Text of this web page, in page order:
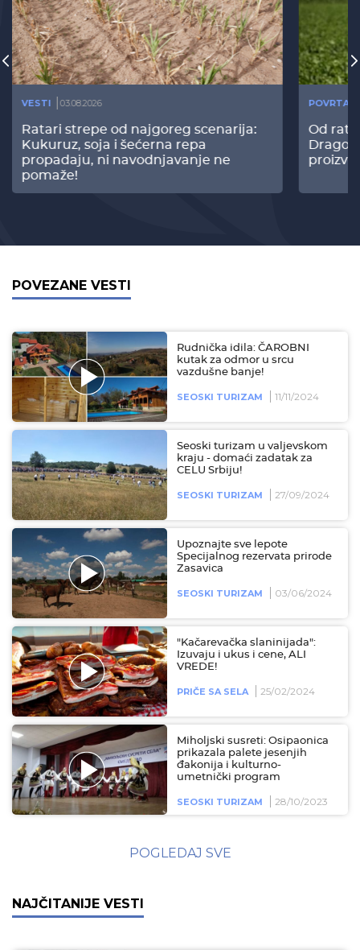
VESTI 03.08.2026
Ratari strepe od najgoreg scenarija:
Kukuruz, soja i šećerna repa
propadaju, ni navodnjavanje ne
pomaže!
Od
POVEZANE VESTI
Rudnička idila: ČAROBNI
kutak za odmor u srcu
vazdušne banje!
SEOSKI TURIZAM 11/11/2024
Seoski turizam u valjevskom
kraju - domaći zadatak za
CELU Srbiju!
SEOSKI TURIZAM 27/09/2024
Upoznajte sve lepote
Specijalnog rezervata prirode
Zasavica
SEOSKI TURIZAM 03/06/2024
"Kačarevačka slaninijada":
Izuvaju i ukus i cene, ALI
VREDE!
PRIČE SA SELA 25/02/2024
Miholjski susreti: Osipaonica
prikazala palete jesenjih
đakonija i kulturno-
umetnički program
SEOSKI TURIZAM 28/10/2023
POGLEDAJ SVE
NAJČITANIJE VESTI